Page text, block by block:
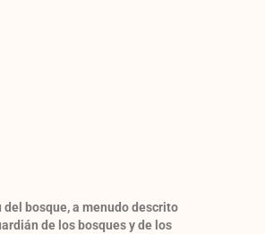
del bosque, a menudo descrito
de los bosques y de los